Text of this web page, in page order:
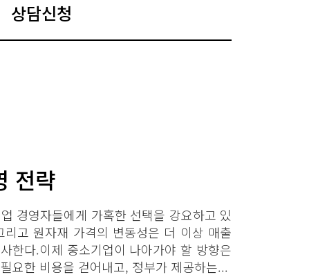
상담신청
전략​
경영자들에게 가혹한 선택을 강요하고 있
고 원자재 가격의 변동성은 더 이상 매출
한다.이제 중소기업이 나아가야 할 방향은
요한 비용을 걷어내고, 정부가 제공하는...